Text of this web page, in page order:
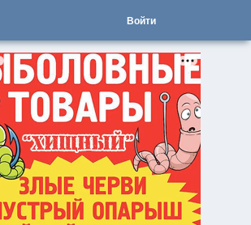
Войти